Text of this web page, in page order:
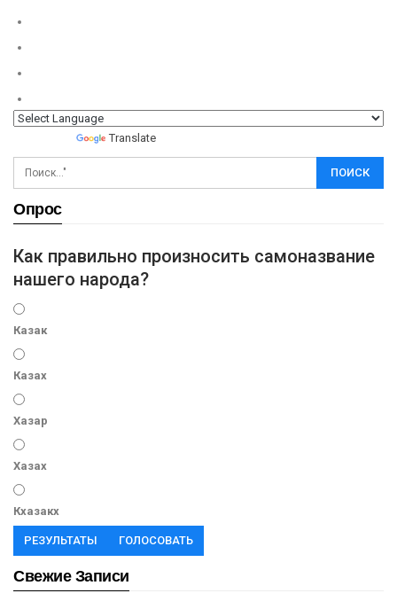
Translate
Опрос
Как правильно произносить самоназвание
нашего народа?
Казак
Казах
Хазар
Хазах
Кхазакх
РЕЗУЛЬТАТЫ ГОЛОСОВАТЬ
Свежие Записи